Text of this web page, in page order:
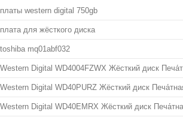
платы western digital 750gb
плата для жёсткого диска
toshiba mq01abf032
Western Digital WD4004FZWX Жёсткий диск
Western Digital WD40PURZ Жёсткий диск
Western Digital WD40EMRX Жёсткий диск